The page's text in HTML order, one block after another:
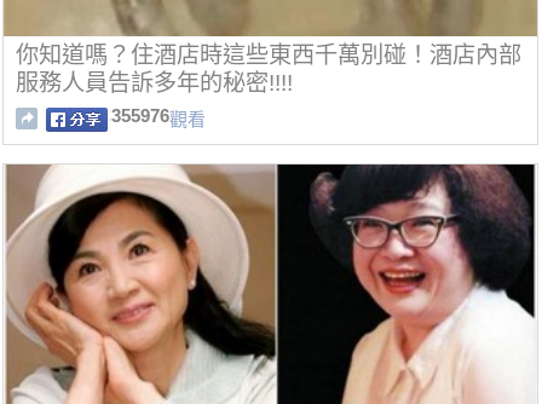
你知道嗎？住酒店時這些東西千萬別碰！酒店內部
服務人員告訴多年的秘密!!!!
355976觀看